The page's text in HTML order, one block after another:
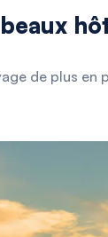
de plus